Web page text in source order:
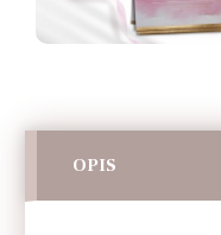
OPIS